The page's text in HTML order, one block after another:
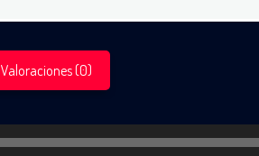
Valoraciones (0)